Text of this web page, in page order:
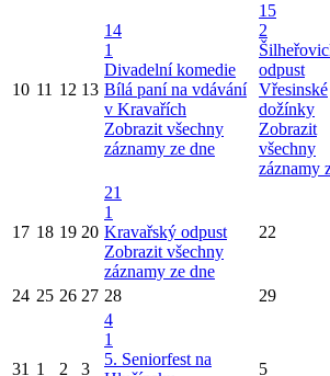
10 11 12 13
14
1
Divadelní komedie
Bílá paní na vdávání
v Kravařích
Zobrazit všechny
záznamy ze dne
15
2
odpust
Vřesinské
dožínky
Zobrazit
všechny
záznamy
17 18 19 20
21
1
Kravařský odpust
Zobrazit všechny
záznamy ze dne
22
24 25 26 27 28 29
31 1 2 3
4
1
5. Seniorfest na
5